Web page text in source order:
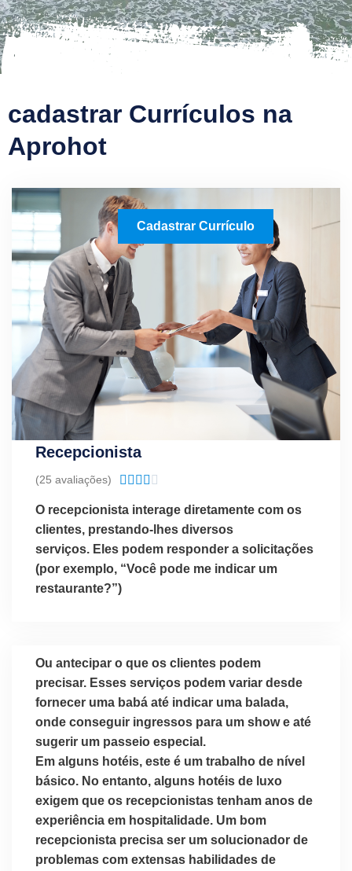
cadastrar Currículos na
Aprohot
Cadastrar Currículo
Recepcionista
(25 avaliações)     
4.1
de
5
O recepcionista interage diretamente com os
clientes, prestando-lhes diversos
serviços. Eles podem responder a solicitações
(por exemplo, “Você pode me indicar um
restaurante?”)
Ou antecipar o que os clientes podem
precisar. Esses serviços podem variar desde
fornecer uma babá até indicar uma balada,
onde conseguir ingressos para um show e até
sugerir um passeio especial.
Em alguns hotéis, este é um trabalho de nível
básico. No entanto, alguns hotéis de luxo
exigem que os recepcionistas tenham anos de
experiência em hospitalidade. Um bom
recepcionista precisa ser um solucionador de
problemas com extensas habilidades de